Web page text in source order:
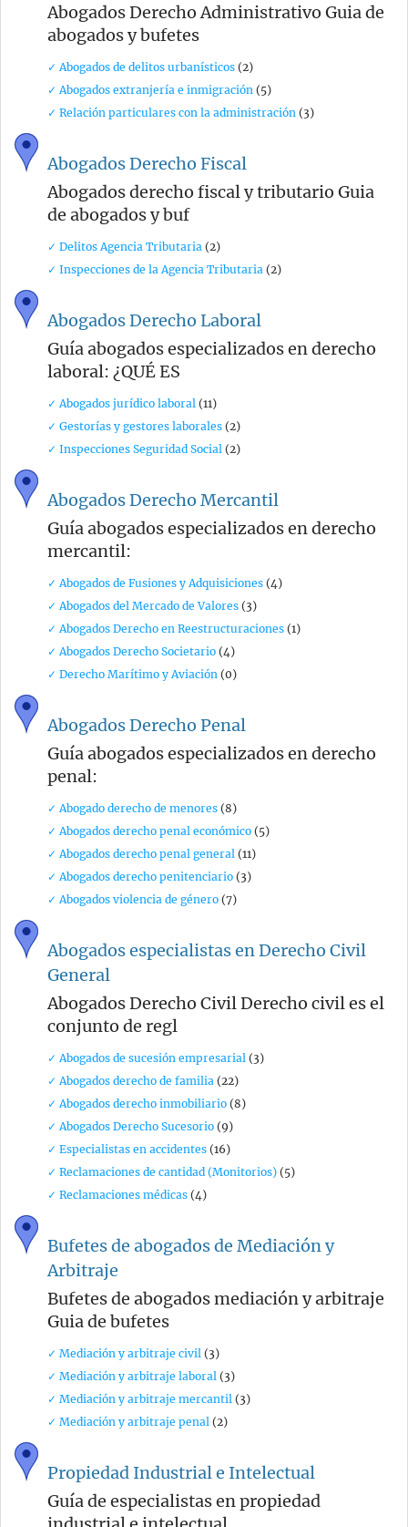
Abogados Derecho Administrativo Guia de
abogados y bufetes
✓ Abogados de delitos urbanísticos (2)
✓ Abogados extranjería e inmigración (5)
✓ Relación particulares con la administración (3)
Abogados Derecho Fiscal
Abogados derecho fiscal y tributario Guia
de abogados y buf
✓ Delitos Agencia Tributaria (2)
✓ Inspecciones de la Agencia Tributaria (2)
Abogados Derecho Laboral
Guía abogados especializados en derecho
laboral: ¿QUÉ ES
✓ Abogados jurídico laboral (11)
✓ Gestorías y gestores laborales (2)
✓ Inspecciones Seguridad Social (2)
Abogados Derecho Mercantil
Guía abogados especializados en derecho
mercantil:
✓ Abogados de Fusiones y Adquisiciones (4)
✓ Abogados del Mercado de Valores (3)
✓ Abogados Derecho en Reestructuraciones (1)
✓ Abogados Derecho Societario (4)
✓ Derecho Marítimo y Aviación (0)
Abogados Derecho Penal
Guía abogados especializados en derecho
penal:
✓ Abogado derecho de menores (8)
✓ Abogados derecho penal económico (5)
✓ Abogados derecho penal general (11)
✓ Abogados derecho penitenciario (3)
✓ Abogados violencia de género (7)
Abogados especialistas en Derecho Civil
General
Abogados Derecho Civil Derecho civil es el
conjunto de regl
✓ Abogados de sucesión empresarial (3)
✓ Abogados derecho de familia (22)
✓ Abogados derecho inmobiliario (8)
✓ Abogados Derecho Sucesorio (9)
✓ Especialistas en accidentes (16)
✓ Reclamaciones de cantidad (Monitorios) (5)
✓ Reclamaciones médicas (4)
Bufetes de abogados de Mediación y
Arbitraje
Bufetes de abogados mediación y arbitraje
Guia de bufetes
✓ Mediación y arbitraje civil (3)
✓ Mediación y arbitraje laboral (3)
✓ Mediación y arbitraje mercantil (3)
✓ Mediación y arbitraje penal (2)
Propiedad Industrial e Intelectual
Guía de especialistas en propiedad